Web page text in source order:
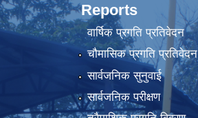
Reports
वार्षिक प्रगति प्रतिवेदन
चौमासिक प्रगति प्रतिवेदन
सार्वजनिक सुनुवाई
सार्वजनिक परीक्षण